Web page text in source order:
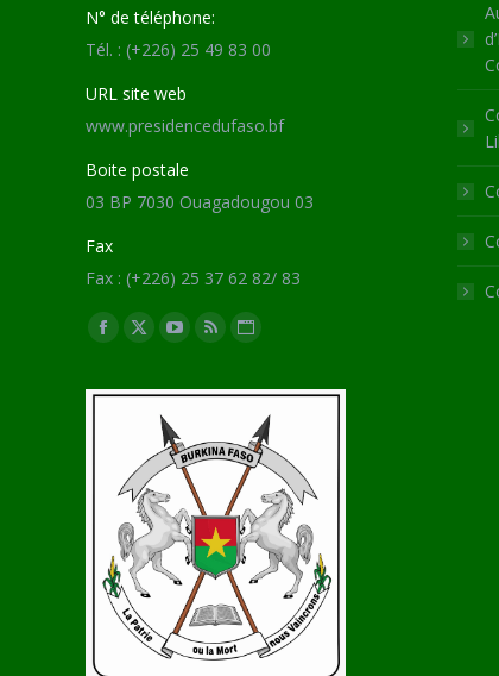
N° de téléphone:
Tél. : (+226) 25 49 83 00
URL site web
www.presidencedufaso.bf
Boite postale
03 BP 7030 Ouagadougou 03
Fax
Fax : (+226) 25 37 62 82/ 83
Trouvez nous sur :
Facebook
opens
window
X
opens
new
window
YouTube
opens
in
new
window
RSS
opens
new
window
Site
page
opens
in
new
window